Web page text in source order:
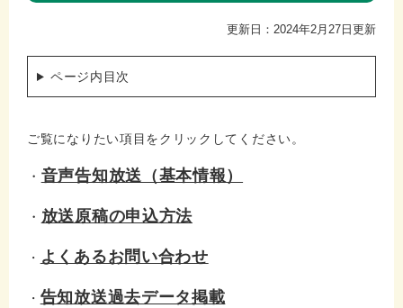
更新日：2024年2月27日更新
ページ内目次
ご覧になりたい項目をクリックしてください。
・ 音声告知放送（基本情報）
・ 放送原稿の申込方法
・ よくあるお問い合わせ
・ 告知放送過去データ掲載